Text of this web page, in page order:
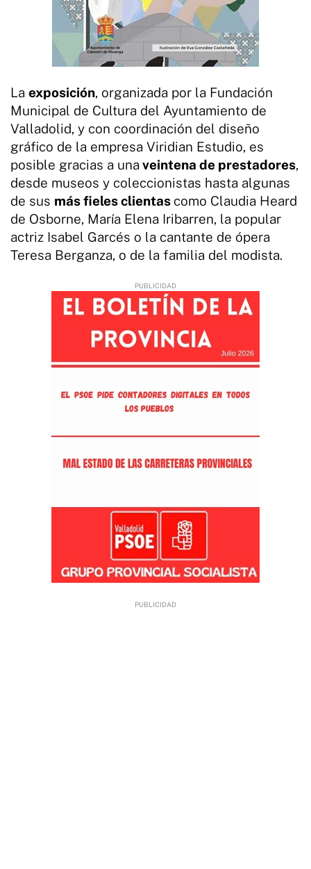
La exposición, organizada por la Fundación
Municipal de Cultura del Ayuntamiento de
Valladolid, y con coordinación del diseño
gráfico de la empresa Viridian Estudio, es
posible gracias a una veintena de prestadores,
desde museos y coleccionistas hasta algunas
de sus más fieles clientas como Claudia Heard
de Osborne, María Elena Iribarren, la popular
actriz Isabel Garcés o la cantante de ópera
Teresa Berganza, o de la familia del modista.